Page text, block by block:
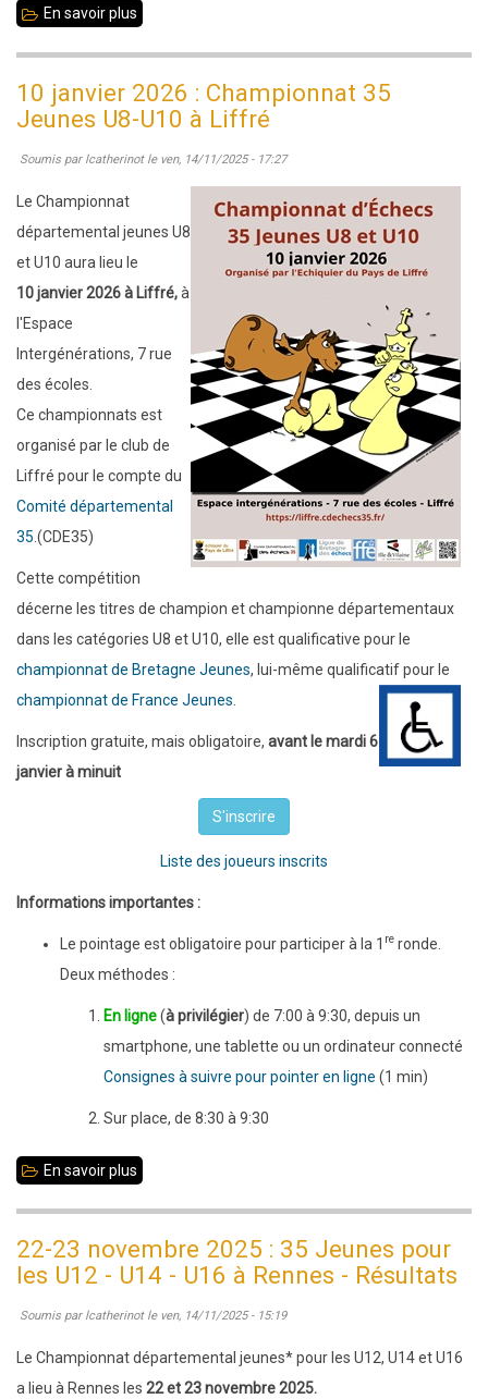
En savoir plus
2025
Victoire
le
en
jeunes
Mans
10 janvier 2026 : Championnat 35
Jeunes U8-U10 à Liffré
Soumis par lcatherinotle ven, 14/11/2025 - 17:27
Le Championnat
départemental jeunes U8
et U10 aura lieu le
10 janvier 2026 à Liffré,à
l'Espace
Intergénérations, 7 rue
des écoles.
Ce championnats est
organisé par le club de
Liffré pour le compte du
Comité départemental
35 .(CDE35)
Cette compétition
décerne les titres de champion et championne départementaux
dans les catégories U8 et U10, elle est qualificative pour le
championnat de Bretagne Jeunes, lui-même qualificatif pour le
championnat de France Jeunes
Inscription gratuite, mais obligatoire, avant le mardi 6
janvier à minuit
S'inscrire
Liste des joueurs inscrits
Informations importantes :
Le pointage est obligatoire pour participer à la 1 re ronde.
Deux méthodes :
En ligne(à privilégier) de 7:00 à 9:30, depuis un
smartphone, une tablette ou un ordinateur connecté
Consignes à suivre pour pointer en ligne (1 min)
Sur place, de 8:30 à 9:30
En savoir plus
2026
Championnat
35
Jeunes
22-23 novembre 2025 : 35 Jeunes pour
les U12 - U14 - U16 à Rennes - Résultats
Soumis par lcatherinotle ven, 14/11/2025 - 15:19
Le Championnat départemental jeunes* pour les U12, U14 et U16
a lieu à Rennes les 22 et 23 novembre 2025.